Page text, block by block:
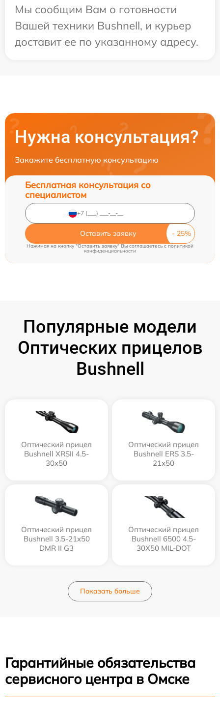
Мы сообщим Вам о готовности
Вашей техники Bushnell, и курьер
доставит ее по указанному адресу.
Нужна консультация?
Закажите бесплатную консультацию
Бесплатная консультация со
специалистом
Оставить заявку
Нажимая на кнопку "Оставить заявку" Вы соглашаетесь cполитикой
конфиденциальности
Популярные модели
Оптических прицелов
Bushnell
Оптический прицел
Bushnell XRSII 4.5-
30x50
Оптический прицел
Bushnell ERS 3.5-
21x50
Оптический прицел
Bushnell 3.5-21x50
DMR II G3
Оптический прицел
Bushnell 6500 4.5-
30X50 MIL-DOT
Показать больше
Гарантийные обязательства
сервисного центра в Омске